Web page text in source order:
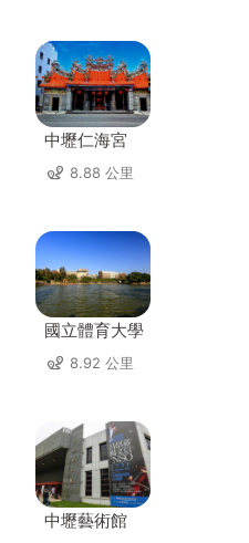
中壢仁海宮
8.88 公里
國立體育大學
8.92 公里
中壢藝術館